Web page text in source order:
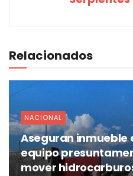
Relacionados
NACIONAL
Aseguran inmueble
equipo
mover